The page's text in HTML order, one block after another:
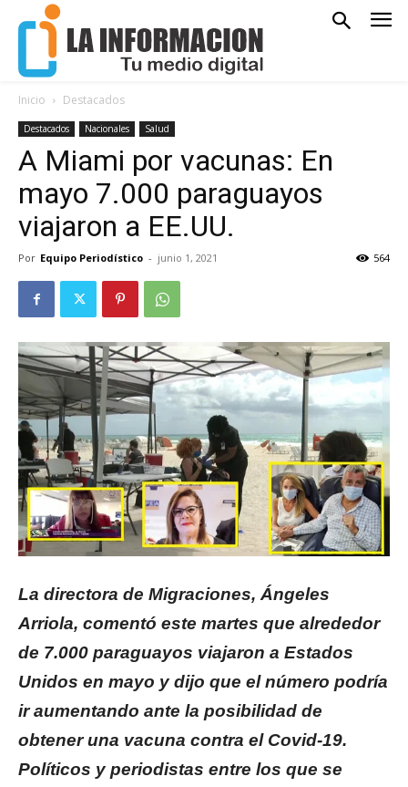
Inicio Destacados
Destacados Nacionales Salud
A Miami por vacunas: En
mayo 7.000 paraguayos
viajaron a EE.UU.
Por Equipo Periodístico - junio 1, 2021 564
La directora de Migraciones, Ángeles
Arriola, comentó este martes que alrededor
de 7.000 paraguayos viajaron a Estados
Unidos en mayo y dijo que el número podría
ir aumentando ante la posibilidad de
obtener una vacuna contra el Covid-19.
Políticos y periodistas entre los que se